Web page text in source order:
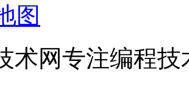
图
术网专注编程